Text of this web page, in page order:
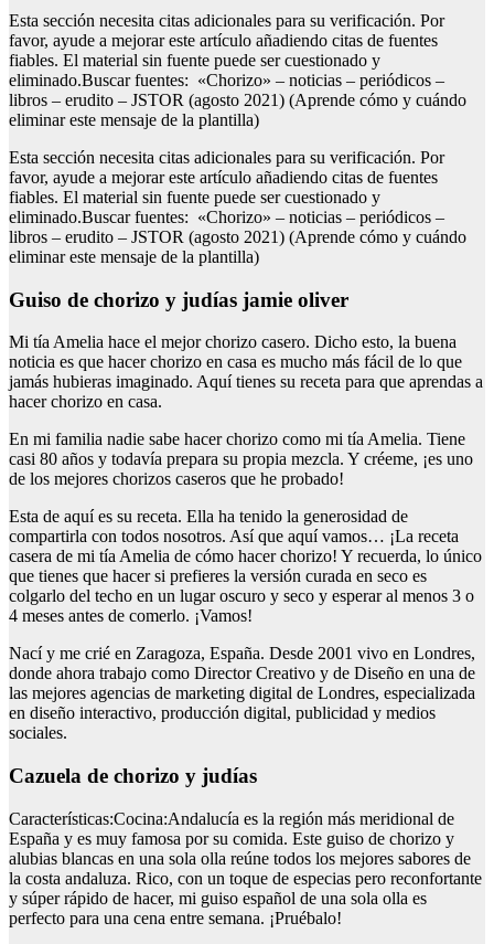
Esta sección necesita citas adicionales para su verificación. Por
favor, ayude a mejorar este artículo añadiendo citas de fuentes
fiables. El material sin fuente puede ser cuestionado y
eliminado.Buscar fuentes: «Chorizo» – noticias – periódicos –
libros – erudito – JSTOR (agosto 2021) (Aprende cómo y cuándo
eliminar este mensaje de la plantilla)
Esta sección necesita citas adicionales para su verificación. Por
favor, ayude a mejorar este artículo añadiendo citas de fuentes
fiables. El material sin fuente puede ser cuestionado y
eliminado.Buscar fuentes: «Chorizo» – noticias – periódicos –
libros – erudito – JSTOR (agosto 2021) (Aprende cómo y cuándo
eliminar este mensaje de la plantilla)
Guiso de chorizo y judías jamie oliver
Mi tía Amelia hace el mejor chorizo casero. Dicho esto, la buena
noticia es que hacer chorizo en casa es mucho más fácil de lo que
jamás hubieras imaginado. Aquí tienes su receta para que aprendas a
hacer chorizo en casa.
En mi familia nadie sabe hacer chorizo como mi tía Amelia. Tiene
casi 80 años y todavía prepara su propia mezcla. Y créeme, ¡es uno
de los mejores chorizos caseros que he probado!
Esta de aquí es su receta. Ella ha tenido la generosidad de
compartirla con todos nosotros. Así que aquí vamos… ¡La receta
casera de mi tía Amelia de cómo hacer chorizo! Y recuerda, lo único
que tienes que hacer si prefieres la versión curada en seco es
colgarlo del techo en un lugar oscuro y seco y esperar al menos 3 o
4 meses antes de comerlo. ¡Vamos!
Nací y me crié en Zaragoza, España. Desde 2001 vivo en Londres,
donde ahora trabajo como Director Creativo y de Diseño en una de
las mejores agencias de marketing digital de Londres, especializada
en diseño interactivo, producción digital, publicidad y medios
sociales.
Cazuela de chorizo y judías
Características:Cocina:Andalucía es la región más meridional de
España y es muy famosa por su comida. Este guiso de chorizo y
alubias blancas en una sola olla reúne todos los mejores sabores de
la costa andaluza. Rico, con un toque de especias pero reconfortante
y súper rápido de hacer, mi guiso español de una sola olla es
perfecto para una cena entre semana. ¡Pruébalo!